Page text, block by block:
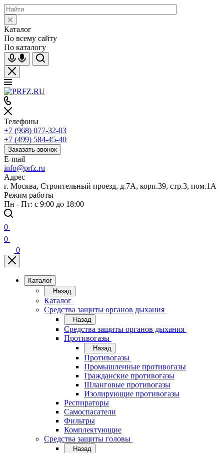
Каталог
По всему сайту
По каталогу
Телефоны
+7 (968) 077-32-03
+7 (499) 584-45-40
Заказать звонок
E-mail
info@prfz.ru
Адрес
г. Москва, Строительный проезд, д.7А, корп.39, стр.3, пом.1А
Режим работы
Пн - Пт: с 9:00 до 18:00
0
0
0
Каталог
Назад
Каталог
Средства защиты органов дыхания
Назад
Средства защиты органов дыхания
Противогазы
Назад
Противогазы
Промышленные противогазы
Гражданские противогазы
Шланговые противогазы
Изолирующие противогазы
Респираторы
Самоспасатели
Фильтры
Комплектующие
Средства защиты головы
Назад